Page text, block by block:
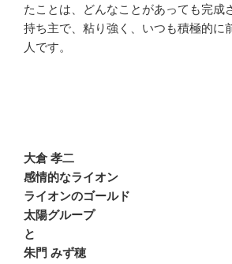
たことは、どんなことがあっても完成
持ち主で、粘り強く、いつも積極的に
人です。
大倉 孝二
感情的なライオン
ライオンのゴールド
太陽グループ
と
朱門 みず穂